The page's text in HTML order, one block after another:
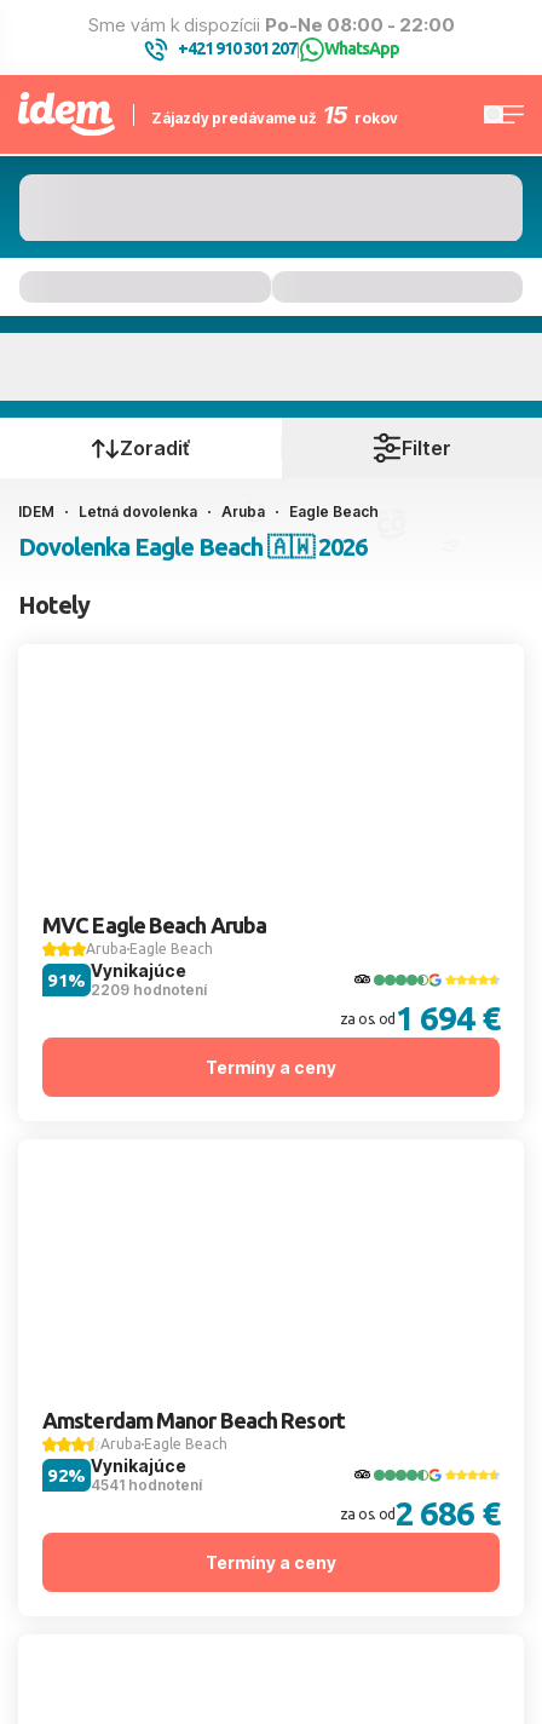
Sme vám k dispozícii Po-Ne 08:00 - 22:00
+421 910 301 207| WhatsApp
Zájazdy predávame už 15 rokov
Kedy cestujete?
Ako cestujete?
2 dospelí, 0 deti
Zoradiť Filter
IDEM Letná dovolenka Aruba Eagle Beach
Dovolenka Eagle Beach 🇦🇼 2026
Hotely
MVC Eagle Beach Aruba
Aruba Eagle Beach
Vynikajúce
2209 hodnotení
91%
za os. od 1 694 €
Termíny a ceny
Amsterdam Manor Beach Resort
Aruba Eagle Beach
Vynikajúce
4541 hodnotení
92%
za os. od2 686 €
Termíny a ceny